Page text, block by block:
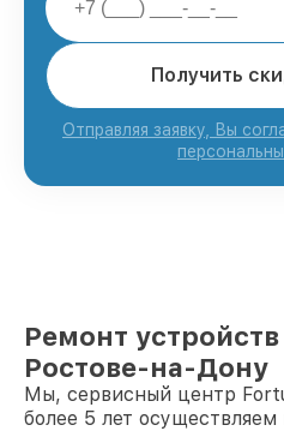
Получить
Отправляя заявку, Вы
Ремонт
Ростове-на-Дону
Мы, сервисный центр
более 5 лет осуществляем